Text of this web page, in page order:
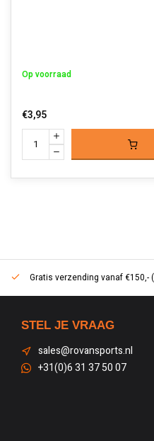
Op voorraad
€3,95
Gratis verzending vanaf €150,-
STEL JE VRAAG
sales@rovansports.nl
+31(0)6 31 37 50 07